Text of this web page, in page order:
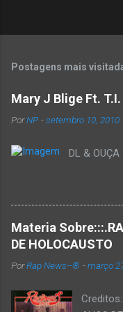
Postagens mais
Mary J Blige Ft.
PorNP -setembro 10, 2010
DL &
Materia
DE HOLOCAUSTO
PorRap News--® -março